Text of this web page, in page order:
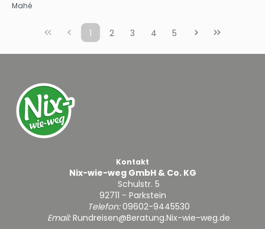
Mahé
1 2 3 4 5
Kontakt
Nix-wie-weg GmbH & Co. KG
Schulstr. 5
92711 - Parkstein
Telefon:09602-9445530
Email:Rundreisen@Beratung.Nix-wie-weg.de